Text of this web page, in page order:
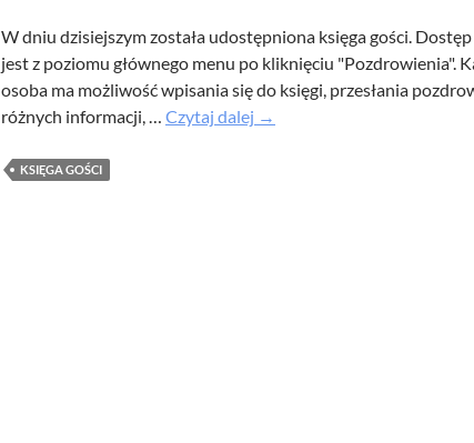
W dniu dzisiejszym została udostępniona księga gości.
jest z poziomu głównego menu po kliknięciu "Pozdrowienia".
osoba ma możliwość wpisania się do księgi, przesłania
różnych informacji, … Czytaj dalej Udostępniona
→
KSIĘGA GOŚCI